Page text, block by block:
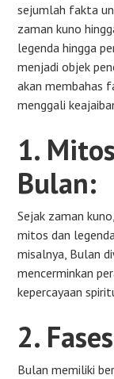
sejumlah fakta
zaman kuno
legenda hingga
menjadi objek
akan membahas
menggali
1.
Bulan:
Sejak zaman
mitos dan
misalnya, Bulan
mencerminkan
kepercayaan
2.
Bulan memiliki